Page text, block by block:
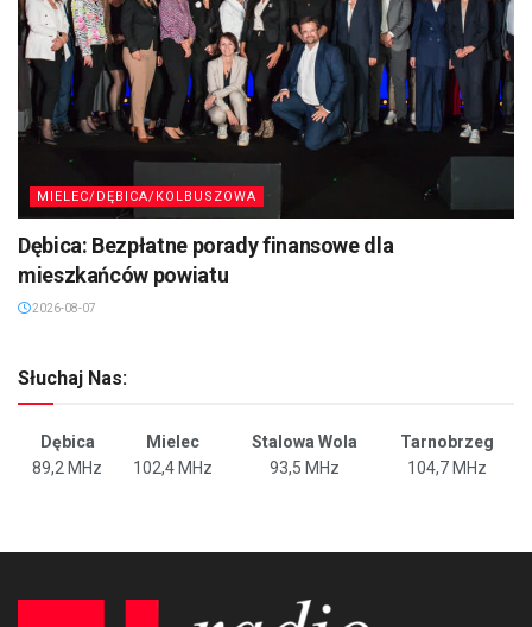
MIELEC/DĘBICA/KOLBUSZOWA
Dębica: Bezpłatne porady finansowe dla
mieszkańców powiatu
2026-08-07
Słuchaj Nas:
Dębica Mielec Stalowa Wola
Tarnobrzeg
89,2 MHz
102,4 MHz 93,5 MHz 104,7 MHz